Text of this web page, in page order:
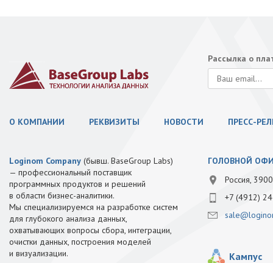
Рассылка о
О КОМПАНИИ РЕКВИЗИТЫ НОВОСТИ ПРЕСС-
Loginom Company (бывш. BaseGroup Labs)
— профессиональный поставщик
программных продуктов и решений
в области бизнес-аналитики.
Мы специализируемся на разработке систем
для глубокого анализа данных,
охватывающих вопросы сбора, интеграции,
очистки данных, построения моделей
и визуализации.
ГОЛОВНОЙ
Россия,
+7 (4912)
Кампус